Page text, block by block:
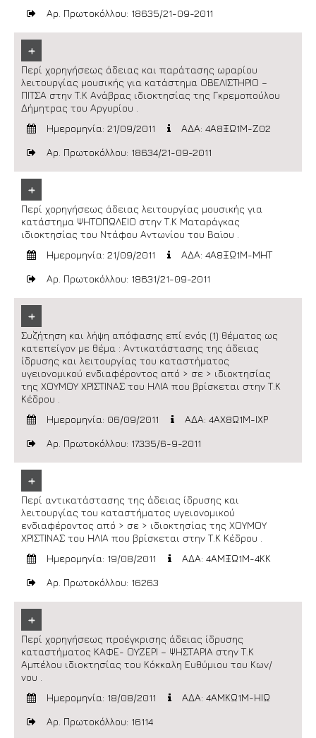
Αρ. Πρωτοκόλλου: 18635/21-09-2011
+
Περί χορηγήσεως άδειας και παράτασης ωραρίου
λειτουργίας μουσικής για κατάστημα ΟΒΕΛΙΣΤΗΡΙΟ –
ΠΙΤΣΑ στην Τ.Κ Ανάβρας ιδιοκτησίας της Γκρεμοπούλου
Δήμητρας του Αργυρίου .
Ημερομηνία: 21/09/2011
ΑΔΑ: 4Α8ΞΩ1Μ-Ζ02
Αρ. Πρωτοκόλλου: 18634/21-09-2011
+
Περί χορηγήσεως άδειας λειτουργίας μουσικής για
κατάστημα ΨΗΤΟΠΩΛΕΙΟ στην Τ.Κ Ματαράγκας
ιδιοκτησίας του Ντάφου Αντωνίου του Βαϊου .
Ημερομηνία: 21/09/2011
ΑΔΑ: 4Α8ΞΩ1Μ-ΜΗΤ
Αρ. Πρωτοκόλλου: 18631/21-09-2011
+
Συζήτηση και λήψη απόφασης επί ενός (1) θέματος ως
κατεπείγον με θέμα : Αντικατάστασης της άδειας
ίδρυσης και λειτουργίας του καταστήματος
υγειονομικού ενδιαφέροντος από > σε > ιδιοκτησίας
της ΧΟΥΜΟΥ ΧΡΙΣΤΙΝΑΣ του ΗΛΙΑ που βρίσκεται στην Τ.Κ
Κέδρου .
Ημερομηνία: 06/09/2011
ΑΔΑ: 4ΑΧ8Ω1Μ-ΙΧΡ
Αρ. Πρωτοκόλλου: 17335/6-9-2011
+
Περί αντικατάστασης της άδειας ίδρυσης και
λειτουργίας του καταστήματος υγειονομικού
ενδιαφέροντος από > σε > ιδιοκτησίας της ΧΟΥΜΟΥ
ΧΡΙΣΤΙΝΑΣ του ΗΛΙΑ που βρίσκεται στην Τ.Κ Κέδρου .
Ημερομηνία: 19/08/2011
ΑΔΑ: 4ΑΜΞΩ1Μ-4ΚΚ
Αρ. Πρωτοκόλλου: 16263
+
Περί χορηγήσεως προέγκρισης άδειας ίδρυσης
καταστήματος ΚΑΦΕ- ΟΥΖΕΡΙ – ΨΗΣΤΑΡΙΑ στην Τ.Κ
Αμπέλου ιδιοκτησίας του Κόκκαλη Ευθύμιου του Κων/
νου .
Ημερομηνία: 18/08/2011
ΑΔΑ: 4ΑΜΚΩ1Μ-ΗΙΩ
Αρ. Πρωτοκόλλου: 16114